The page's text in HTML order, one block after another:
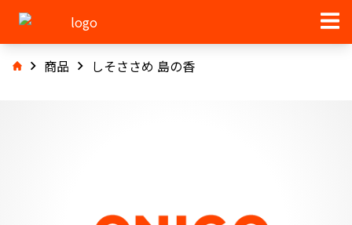
商品 しそささめ 島の香